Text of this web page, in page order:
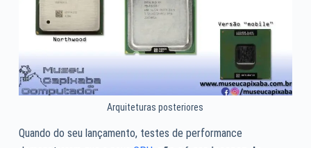
Arquiteturas posteriores
Quando do seu lançamento, testes de performance